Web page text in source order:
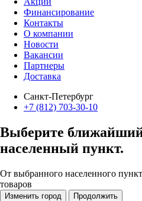
Финансирование
Контакты
О компании
Новости
Вакансии
Партнеры
Доставка
Санкт-Петербург
+7 (812) 703-30-10
Выберите
населенный пункт.
От выбранного населенного
товаров
Изменить город Продолжить